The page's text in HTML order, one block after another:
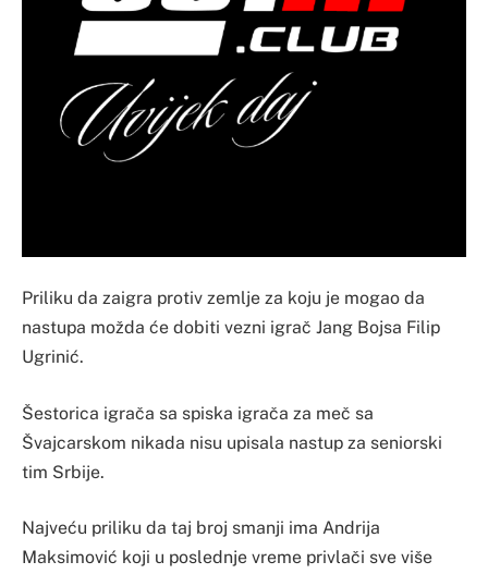
Priliku da zaigra protiv zemlje za koju je mogao da
nastupa možda će dobiti vezni igrač Jang Bojsa Filip
Ugrinić.
Šestorica igrača sa spiska igrača za meč sa
Švajcarskom nikada nisu upisala nastup za seniorski
tim Srbije.
Najveću priliku da taj broj smanji ima Andrija
Maksimović koji u poslednje vreme privlači sve više